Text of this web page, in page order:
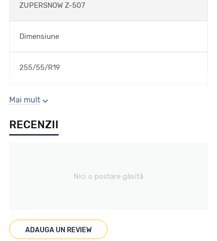
ZUPERSNOW Z-507
Dimensiune
255/55/R19
Sezon
Iarna
Marcaje
Mai mult
RECENZII
Nici o postare găsită
ADAUGA UN REVIEW